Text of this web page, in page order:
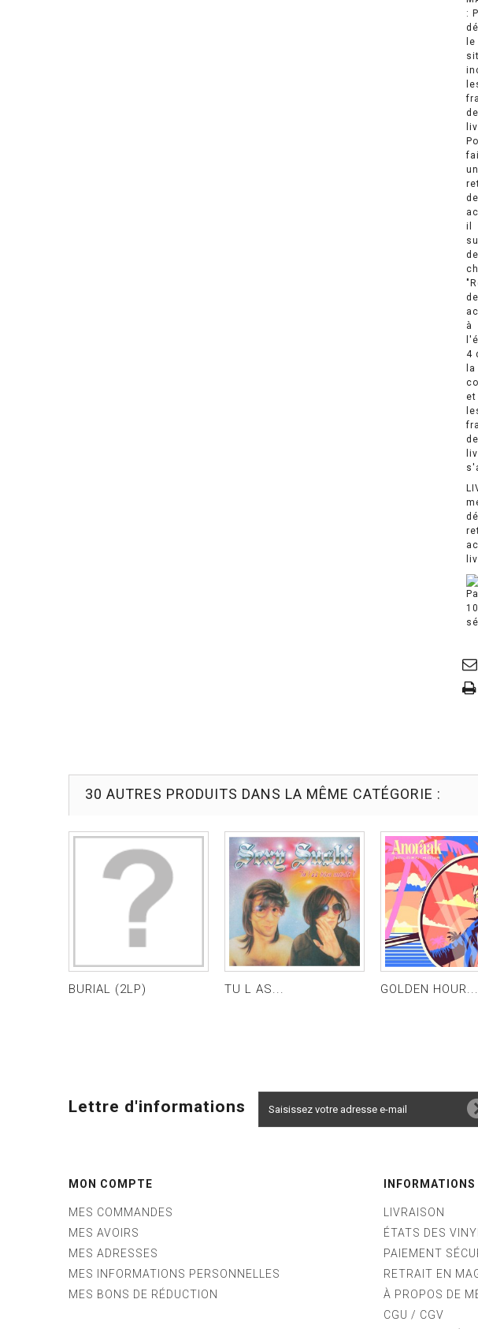
30 AUTRES PRODUITS DANS LA MÊME CATÉGORIE :
BURIAL (2LP) TU L AS... GOLDEN HOUR...
Lettre d'informations
MON COMPTE
MES COMMANDES
MES AVOIRS
MES ADRESSES
MES INFORMATIONS PERSONNELLES
MES BONS DE RÉDUCTION
INFORMATIONS
LIVRAISON
ÉTATS DES
PAIEMENT
RETRAIT EN
À PROPOS DE
CGU / CGV